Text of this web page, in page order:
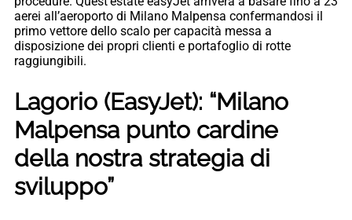
aerei all’aeroporto di Milano Malpensa confermandosi il
primo vettore dello scalo per capacità messa a
disposizione dei propri clienti e portafoglio di rotte
raggiungibili.
Lagorio (EasyJet): “Milano
Malpensa punto cardine
della nostra strategia di
sviluppo”